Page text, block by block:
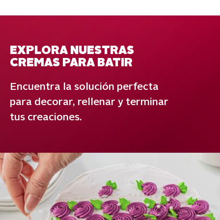
EXPLORA NUESTRAS
CREMAS PARA BATIR
Encuentra la solución perfecta
para decorar, rellenar y terminar
tus creaciones.